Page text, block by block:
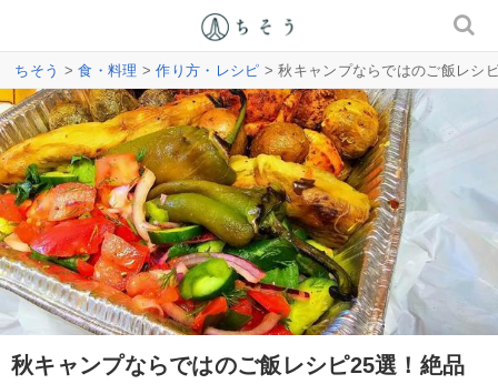
ちそう >食・料理 >作り方・レシピ > 秋キャンプならではのご飯レシ
秋キャンプならではのご飯レシピ25選！絶品